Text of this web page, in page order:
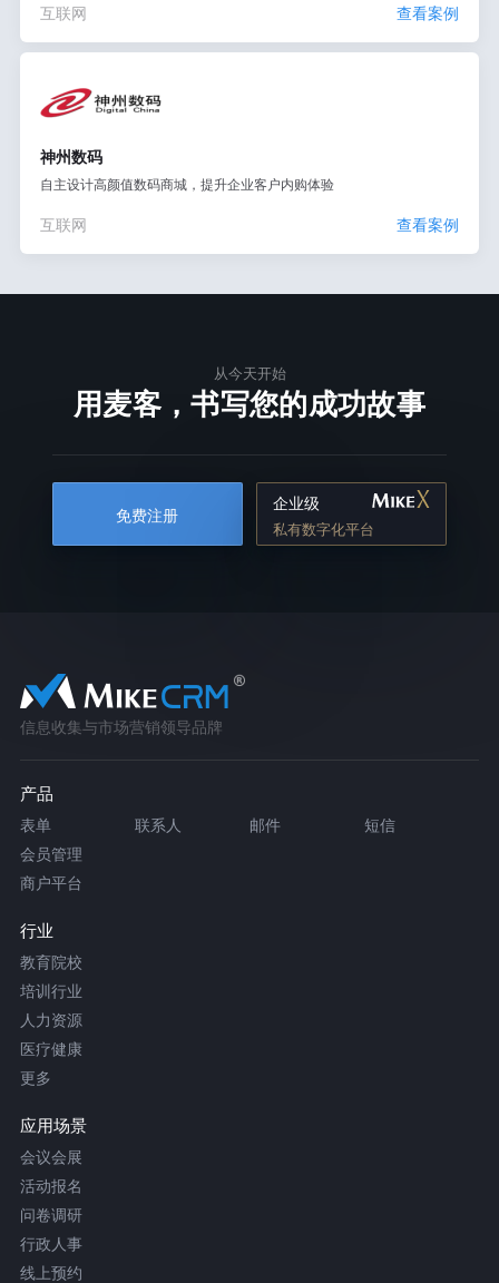
互联网 查看案例
神州数码
自主设计高颜值数码商城，提升企业客户内购体验
互联网 查看案例
从今天开始
用麦客，书写您的成功故事
免费注册
企业级
私有数字化平台
信息收集与市场营销领导品牌
产品
表单 联系人 邮件
短信
会员管理
商户平台
行业
教育院校
培训行业
人力资源
医疗健康
更多
应用场景
会议会展
活动报名
问卷调研
行政人事
线上预约